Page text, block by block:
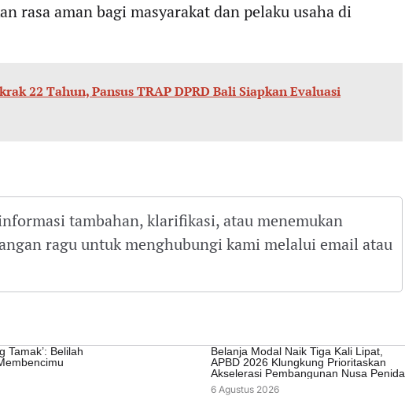
rasa aman bagi masyarakat dan pelaku usaha di
22 Tahun, Pansus TRAP DPRD Bali Siapkan Evaluasi
tambahan, klarifikasi, atau menemukan
ragu untuk menghubungi kami melalui email atau
Tamak’: Belilah
Belanja Modal Naik Tiga Kali Lipat,
APBD 2026 Klungkung Prioritaskan
Akselerasi Pembangunan Nusa Penida
6 Agustus 2026